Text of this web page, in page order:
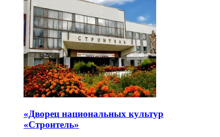
«Дворец национальных культур
«Строитель»